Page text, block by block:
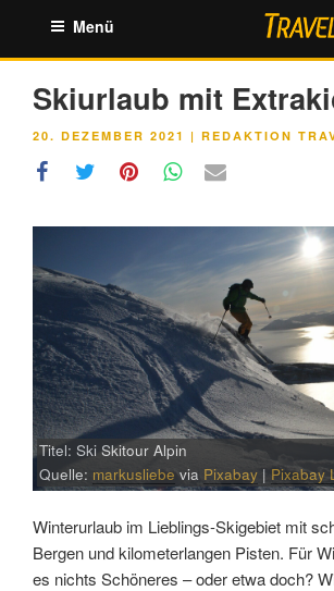
springen
Menü
Skiurlaub mit
VERÖFFENTLICHT
20. DEZEMBER 2021 | REDAKTION
Titel: Ski Skitour Alpin
Quelle: markusliebevia Pixabay | Pixabay
Winterurlaub im Lieblings-Skigebiet mit
Bergen und kilometerlangen Pisten. Für
es nichts Schöneres – oder etwa doch?